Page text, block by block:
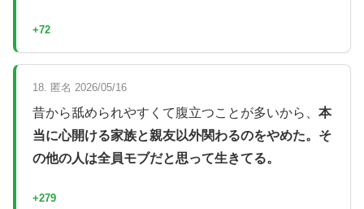
+72
18. 匿名 2026/05/16
昔から舐められやすくて腹立つことが多いから、 本
当に心開ける家族と親友以外関わるのをやめた。そ
の他の人は全員モブだと思って生きてる。
+279